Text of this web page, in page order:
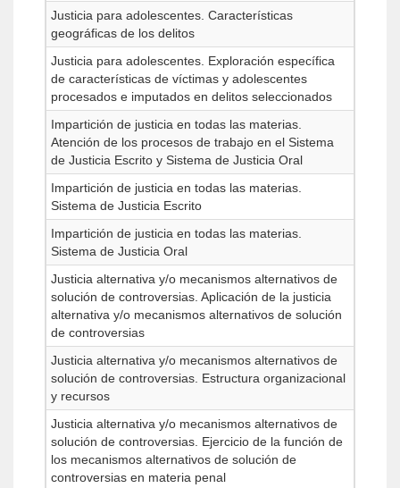
Justicia para adolescentes. Características
geográficas de los delitos
Justicia para adolescentes. Exploración específica
de características de víctimas y adolescentes
procesados e imputados en delitos seleccionados
Impartición de justicia en todas las materias.
Atención de los procesos de trabajo en el Sistema
de Justicia Escrito y Sistema de Justicia Oral
Impartición de justicia en todas las materias.
Sistema de Justicia Escrito
Impartición de justicia en todas las materias.
Sistema de Justicia Oral
Justicia alternativa y/o mecanismos alternativos de
solución de controversias. Aplicación de la justicia
alternativa y/o mecanismos alternativos de solución
de controversias
Justicia alternativa y/o mecanismos alternativos de
solución de controversias. Estructura organizacional
y recursos
Justicia alternativa y/o mecanismos alternativos de
solución de controversias. Ejercicio de la función de
los mecanismos alternativos de solución de
controversias en materia penal